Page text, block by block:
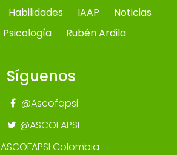
Habilidades IAAP
Noticias
Psicología Rubén Ardila
Síguenos
@Ascofapsi
@ASCOFAPSI
ASCOFAPSI Colombia